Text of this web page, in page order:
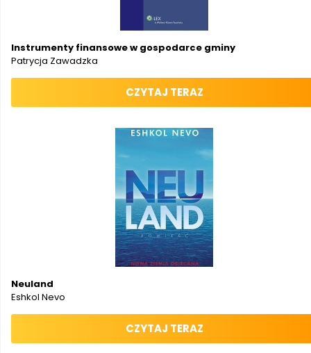
Instrumenty finansowe w gospodarce gminy
Patrycja Zawadzka
CZYTAJ TERAZ
Neuland
Eshkol Nevo
CZYTAJ TERAZ